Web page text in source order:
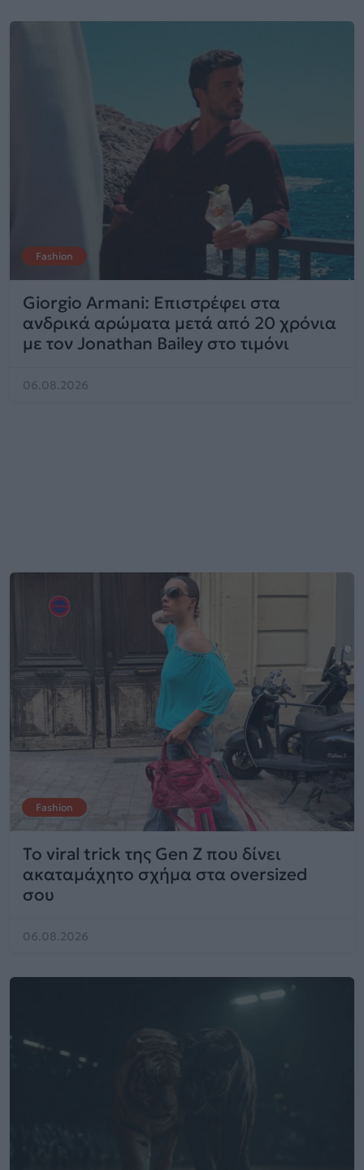
Fashion
Giorgio Armani: Επιστρέφει στα
ανδρικά αρώματα μετά από 20 χρόνια
με τον Jonathan Bailey στο τιμόνι
06.08.2026
Fashion
Το viral trick της Gen Z που δίνει
ακαταμάχητο σχήμα στα oversized
σου
06.08.2026